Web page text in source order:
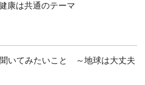
康は共通のテーマ
いてみたいこと ～地球は大丈夫